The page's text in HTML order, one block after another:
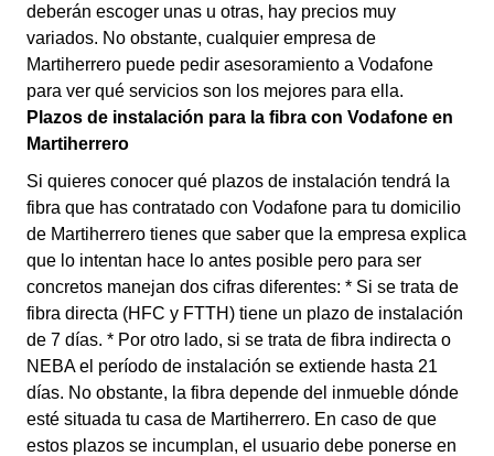
deberán escoger unas u otras, hay precios muy
variados. No obstante, cualquier empresa de
Martiherrero puede pedir asesoramiento a Vodafone
para ver qué servicios son los mejores para ella.
Plazos de instalación para la fibra con Vodafone en
Martiherrero
Si quieres conocer qué plazos de instalación tendrá la
fibra que has contratado con Vodafone para tu domicilio
de Martiherrero tienes que saber que la empresa explica
que lo intentan hace lo antes posible pero para ser
concretos manejan dos cifras diferentes: * Si se trata de
fibra directa (HFC y FTTH) tiene un plazo de instalación
de 7 días. * Por otro lado, si se trata de fibra indirecta o
NEBA el período de instalación se extiende hasta 21
días. No obstante, la fibra depende del inmueble dónde
esté situada tu casa de Martiherrero. En caso de que
estos plazos se incumplan, el usuario debe ponerse en